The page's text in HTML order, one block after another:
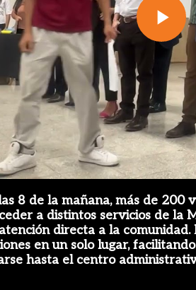
8 de la mañana, más de 200
a distintos servicios de
directa a la
en un solo lugar,
hasta el centro